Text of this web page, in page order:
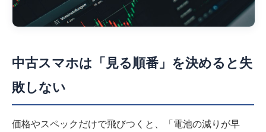
中古スマホは「見る順番」を決めると失
敗しない
価格やスペックだけで飛びつくと、「電池の減りが早